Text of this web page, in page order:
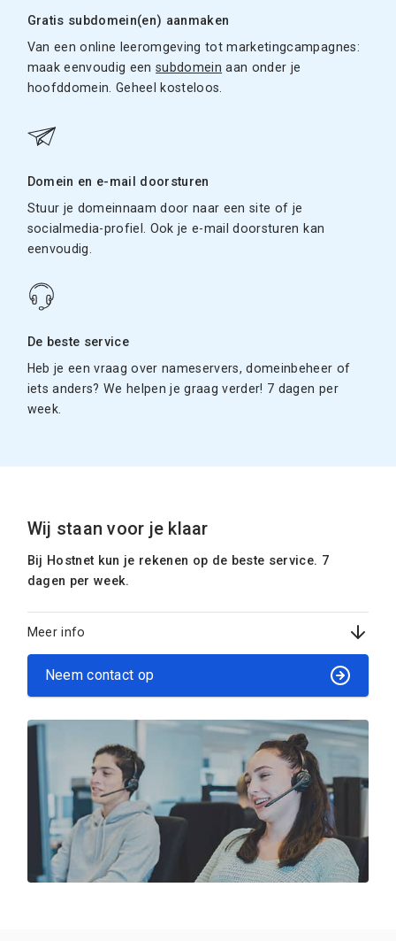
Gratis subdomein(en) aanmaken
Van een online leeromgeving tot marketingcampagnes:
maak eenvoudig eensubdomein aan onder je
hoofddomein. Geheel kosteloos.
Domein en e-mail doorsturen
Stuur je domeinnaam door naar een site of je
socialmedia-profiel. Ook je e-mail doorsturen kan
eenvoudig.
De beste service
Heb je een vraag over nameservers, domeinbeheer of
iets anders? We helpen je graag verder! 7 dagen per
week.
Wij staan voor je klaar
Bij Hostnet kun je rekenen op de beste service. 7
dagen per week.
Meer info
Neem contact op